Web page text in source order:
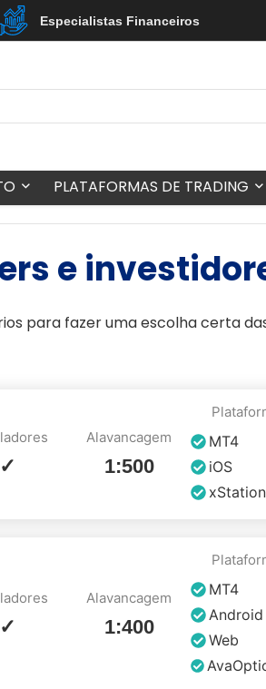
Especialistas Financeiros
PLATAFORMAS DE TRADING
e
para fazer uma escolha certa
✓
Alavancagem
1:500
MT4
iOS
✓
Alavancagem
1:400
MT4
Android
Web